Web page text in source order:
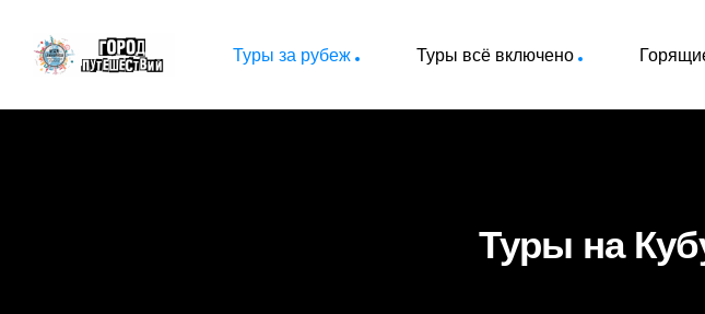
Туры за рубеж Туры всё включено
Туры на